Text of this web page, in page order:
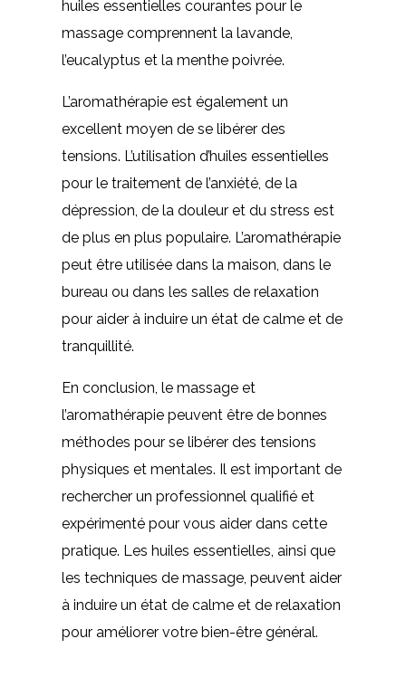
huiles essentielles courantes pour le
massage comprennent la lavande,
l’eucalyptus et la menthe poivrée.
L’aromathérapie est également un
excellent moyen de se libérer des
tensions. L’utilisation d’huiles essentielles
pour le traitement de l’anxiété, de la
dépression, de la douleur et du stress est
de plus en plus populaire. L’aromathérapie
peut être utilisée dans la maison, dans le
bureau ou dans les salles de relaxation
pour aider à induire un état de calme et de
tranquillité.
En conclusion, le massage et
l’aromathérapie peuvent être de bonnes
méthodes pour se libérer des tensions
physiques et mentales. Il est important de
rechercher un professionnel qualifié et
expérimenté pour vous aider dans cette
pratique. Les huiles essentielles, ainsi que
les techniques de massage, peuvent aider
à induire un état de calme et de relaxation
pour améliorer votre bien-être général.